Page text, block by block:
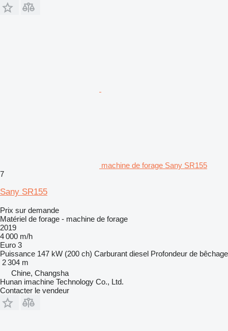
machine de forage Sany SR155
7
Sany SR155
Prix sur demande
Matériel de forage - machine de forage
2019
4 000 m/h
Euro 3
Puissance 147 kW (200 ch) Carburant diesel Profondeur de bêchage
2 304 m
Chine, Changsha
Hunan imachine Technology Co., Ltd.
Contacter le vendeur